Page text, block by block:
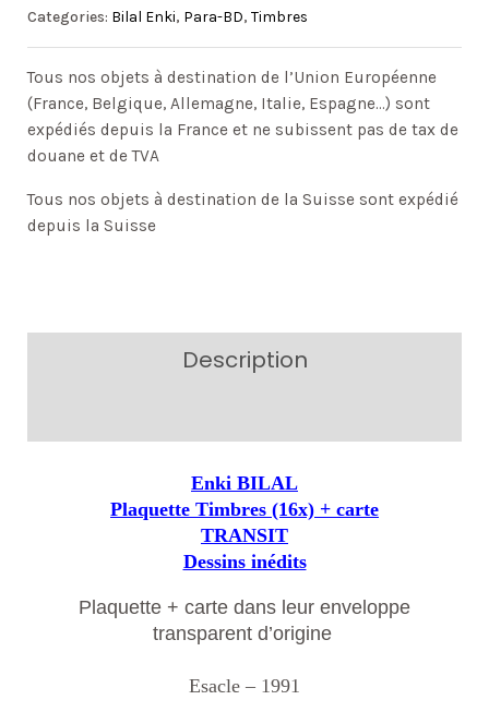
Categories: Bilal Enki, Para-BD, Timbres
Tous nos objets à destination de l’Union Européenne
(France, Belgique, Allemagne, Italie, Espagne…) sont
expédiés depuis la France et ne subissent pas de tax de
douane et de TVA
Tous nos objets à destination de la Suisse sont expédié
depuis la Suisse
Description
Enki BILAL
Plaquette Timbres (16x) + carte
TRANSIT
Dessins inédits
Plaquette + carte dans leur enveloppe
transparent d’origine
Esacle – 1991